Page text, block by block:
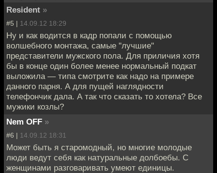
Resident »
#5 | 14.09.12 18:29
Ну и как водится в кадр попали с помощью
волшебного монтажа, самые "лучшие"
представители мужского пола. Для приличия хотя
бы в конце один более менее нормальный подкат
выложила — типа смотрите как надо на примере
данного парня. А для пущей наглядности
телефончик дала. А так что сказать то хотела? Все
мужики козлы?
Nem OFF »
#6 | 14.09.12 18:31
Может быть я старомодный, но многие молодые
люди ведут себя как натуральные долбоебы. С
женщинами разговаривать умеют единицы.